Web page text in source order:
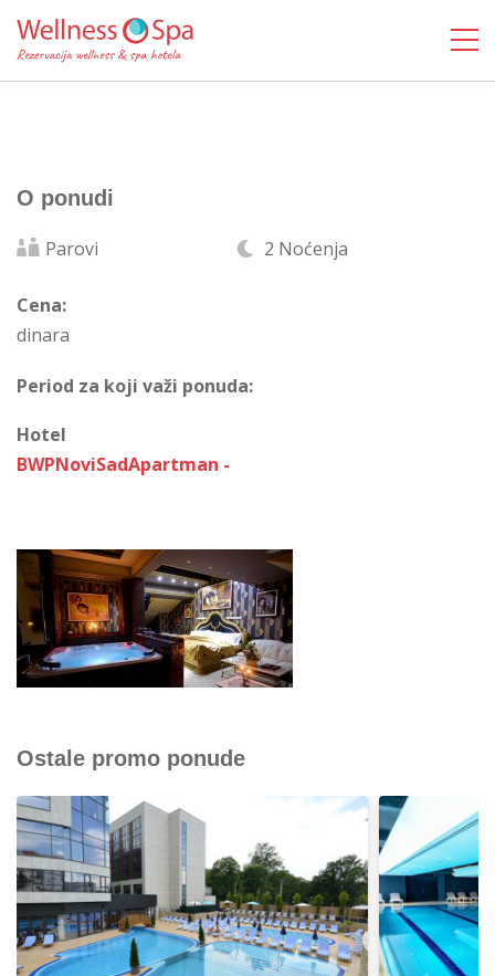
O ponudi
Parovi 2 Noćenja
Cena:
dinara
Period za koji važi ponuda:
Hotel
BWPNoviSadApartman -
Ostale promo ponude